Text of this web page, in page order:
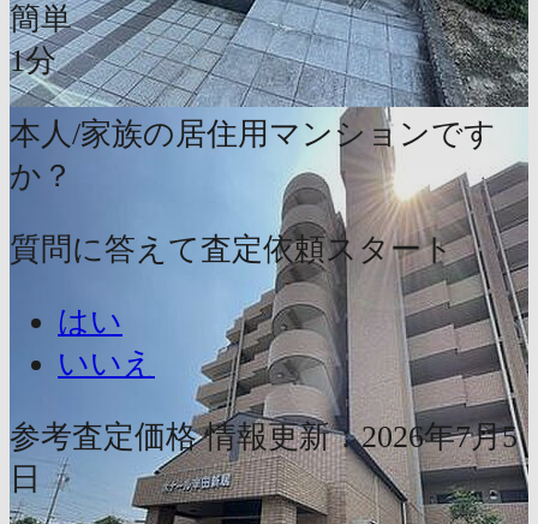
簡単
1分
本人/家族の居住用マンションです
か？
質問に答えて査定依頼スタート
はい
いいえ
参考査定価格 情報更新：2026年7月5
日